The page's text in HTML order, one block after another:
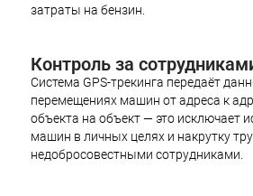
затраты на бензин.
Контроль за
Система GPS-трекинга передаёт
перемещениях машин от адреса к
объекта на объект — это исключает
машин в личных целях и накрутку
недобросовестными сотрудниками.